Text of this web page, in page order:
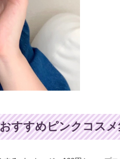
すすめピンクコス